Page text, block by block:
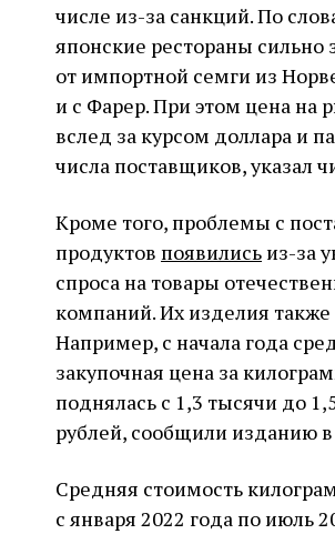
числе из-за санкций. По
японские рестораны сильно
от импортной семги из
и с Фарер. При этом цена на
вслед за курсом доллара и
числа поставщиков, указал
Кроме того, проблемы с
продуктов появилисьиз-за
спроса на товары
компаний. Их изделия
Например, с начала года
закупочная цена за
поднялась с 1,3 тысячи до
рублей, сообщили изданию
Средняя стоимость
с января 2022 года по июль